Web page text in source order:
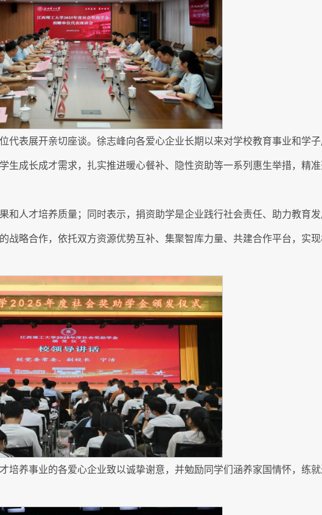
代表展开亲切座谈。徐志峰向各爱心企业长期以来对学校教育事业和学
生成长成才需求，扎实推进暖心餐补、隐性资助等一系列惠生举措，精
和人才培养质量；同时表示，捐资助学是企业践行社会责任、助力教育
战略合作，依托双方资源优势互补、集聚智库力量、共建合作平台，实
培养事业的各爱心企业致以诚挚谢意，并勉励同学们涵养家国情怀，练